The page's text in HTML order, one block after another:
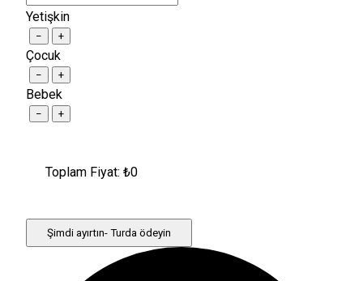
Yetişkin
− +
Çocuk
− +
Bebek
− +
Toplam Fiyat: ₺0
Şimdi ayırtın- Turda ödeyin